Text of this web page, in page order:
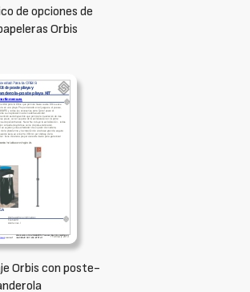
de opciones de
Orbis
Orbis con poste-